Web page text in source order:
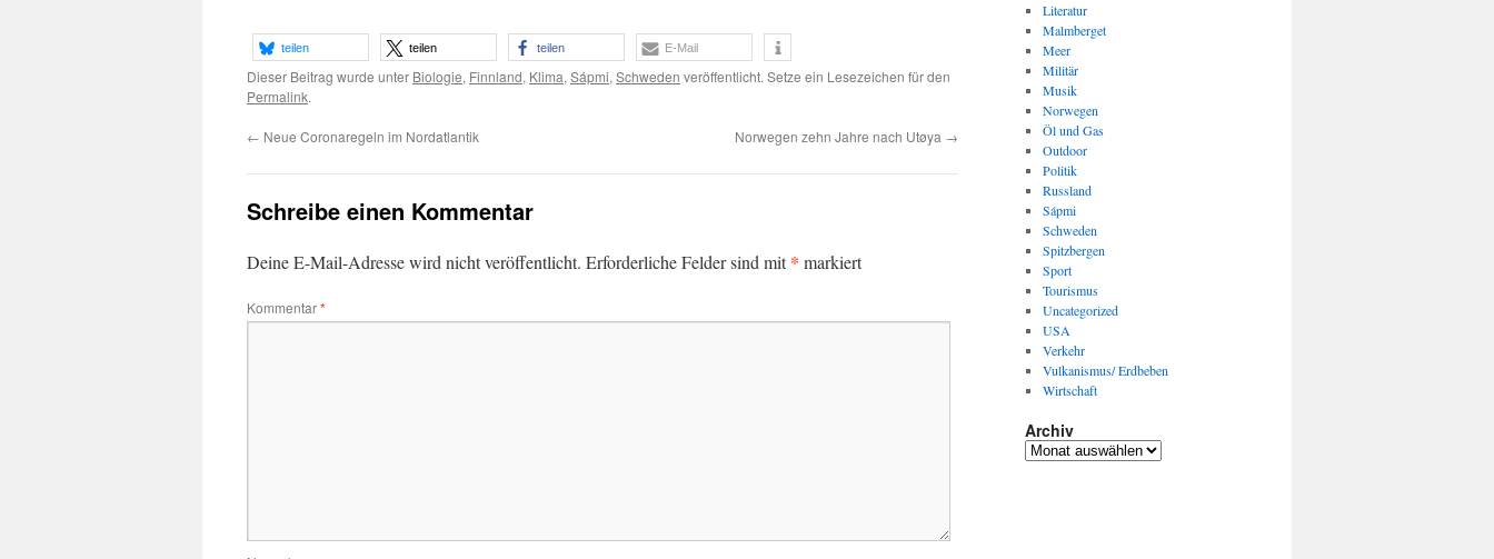
teilen teilen teilen E-Mail
Dieser Beitrag wurde unter Biologie, Finnland, Klima, Sápmi, Schweden veröffentlicht. Setze ein Lesezeichen für den
Permalink.
← Neue Coronaregeln im Nordatlantik Norwegen zehn Jahre nach Utøya →
Schreibe einen Kommentar
Deine E-Mail-Adresse wird nicht veröffentlicht. Erforderliche Felder sind mit* markiert
Kommentar*
Literatur
Malmberget
Meer
Militär
Musik
Norwegen
Öl und Gas
Outdoor
Politik
Russland
Sápmi
Schweden
Spitzbergen
Sport
Tourismus
Uncategorized
USA
Verkehr
Vulkanismus/ Erdbeben
Wirtschaft
Archiv
Archiv